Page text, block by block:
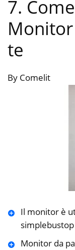
7.
te
By Comelit
Il monitor è
Monitor da